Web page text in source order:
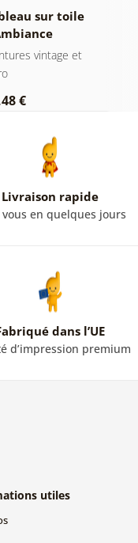
sur toile
vintage et
€
Livraison rapide
vous en quelques jours
dans l’UE
d’impression premium
utiles